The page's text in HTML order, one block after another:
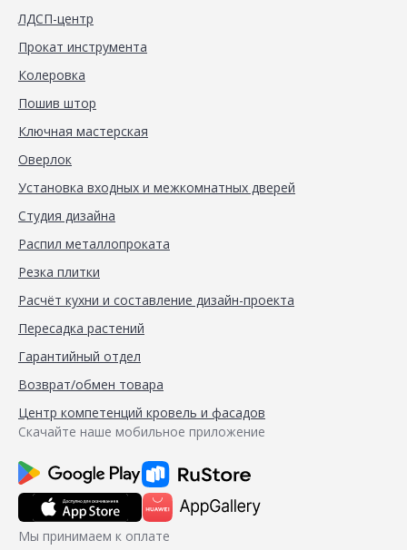
ЛДСП-центр
Прокат инструмента
Колеровка
Пошив штор
Ключная мастерская
Оверлок
Установка входных и межкомнатных дверей
Студия дизайна
Распил металлопроката
Резка плитки
Расчёт кухни и составление дизайн-проекта
Пересадка растений
Гарантийный отдел
Возврат/обмен товара
Центр компетенций кровель и фасадов
Скачайте наше мобильное приложение
Мы принимаем к оплате